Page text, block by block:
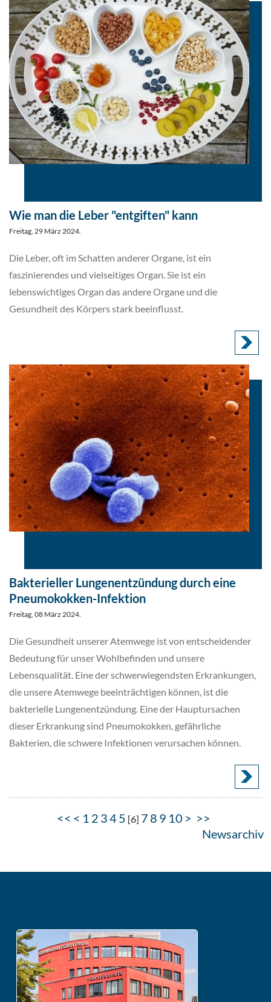
Wie man die Leber "entgiften" kann
Freitag, 29 März 2024.
Die Leber, oft im Schatten anderer Organe, ist ein
faszinierendes und vielseitiges Organ. Sie ist ein
lebenswichtiges Organ das andere Organe und die
Gesundheit des Körpers stark beeinflusst.
Bakterieller Lungenentzündung durch eine
Pneumokokken-Infektion
Freitag, 08 März 2024.
Die Gesundheit unserer Atemwege ist von entscheidender
Bedeutung für unser Wohlbefinden und unsere
Lebensqualität. Eine der schwerwiegendsten Erkrankungen,
die unsere Atemwege beeinträchtigen können, ist die
bakterielle Lungenentzündung. Eine der Hauptursachen
dieser Erkrankung sind Pneumokokken, gefährliche
Bakterien, die schwere Infektionen verursachen können.
<< < 1 2 345 [6] 7 8 9 10 > >>
Newsarchiv